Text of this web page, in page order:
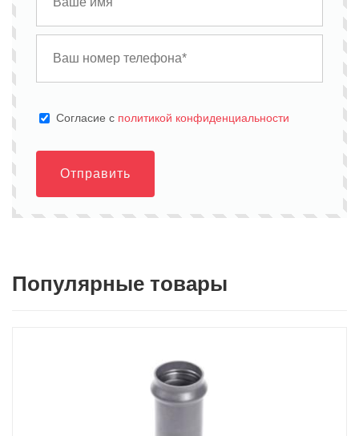
Cогласие с политикой конфиденциальности
Отправить
Популярные товары